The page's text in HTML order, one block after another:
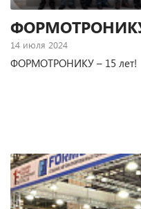
ФОРМОТРОНИКУ
14 июля 2024
ФОРМОТРОНИКУ – 15 лет!